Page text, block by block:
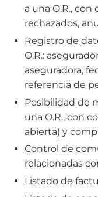
a una O.R.,
rechazados,
Registro de
O.R.:
aseguradora,
referencia de
Posibilidad de
una O.R., con
abierta) y
Control de
relacionadas
Listado de